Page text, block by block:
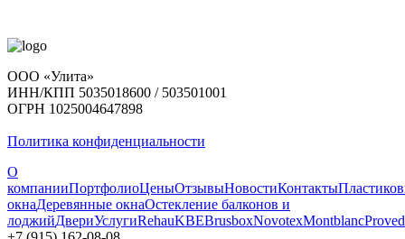
ООО «Улита»
ИНН/КПП 5035018600 / 503501001
ОГРН 1025004647898
Политика конфиденциальности
О
компанииПортфолиоЦеныОтзывыНовостиКонтакты
окнаДеревянные окнаОстекление балконов и
лоджийДвериУслугиRehauKBEBrusboxNovotexMontblanc